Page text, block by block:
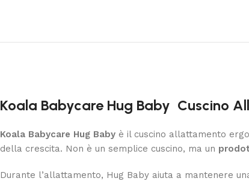
Koala Babycare Hug Baby Cuscino
Koala Babycare Hug Baby è il cuscino allattamento
della crescita. Non è un semplice cuscino, ma un
Durante l’allattamento, Hug Baby aiuta a mantenere